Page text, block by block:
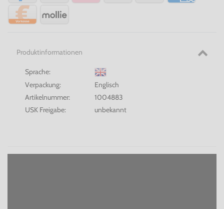
Produktinformationen
Sprache:
Verpackung:
Englisch
Artikelnummer:
1004883
USK Freigabe:
unbekannt